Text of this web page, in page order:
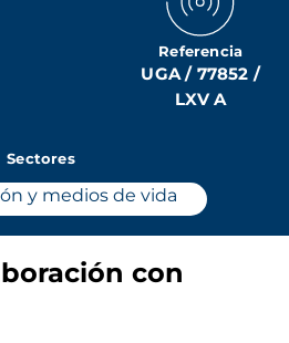
Referencia
UGA / 77852 /
LXV A
Sectores
y medios de vida
con